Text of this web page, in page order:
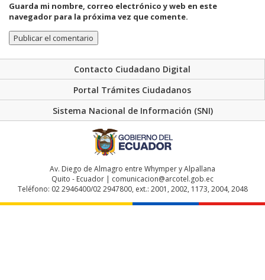
Guarda mi nombre, correo electrónico y web en este
navegador para la próxima vez que comente.
Contacto Ciudadano Digital
Portal Trámites Ciudadanos
Sistema Nacional de Información (SNI)
Av. Diego de Almagro entre Whymper y Alpallana
Quito - Ecuador | comunicacion@arcotel.gob.ec
Teléfono: 02 2946400/02 2947800, ext.: 2001, 2002, 1173, 2004, 2048